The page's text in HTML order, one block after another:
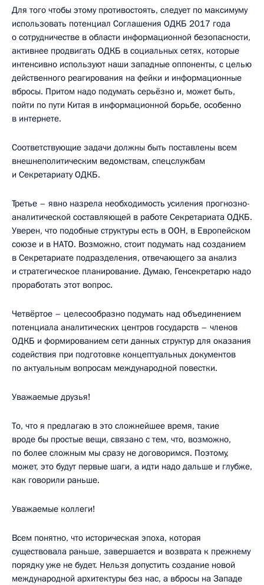
Для того чтобы этому противостоять, следует по максимуму
использовать потенциал Соглашения ОДКБ 2017 года
о сотрудничестве в области информационной безопасности,
активнее продвигать ОДКБ в социальных сетях, которые
интенсивно используют наши западные оппоненты, с целью
действенного реагирования на фейки и информационные
вбросы. Притом надо подумать серьёзно и, может быть,
пойти по пути Китая в информационной борьбе, особенно
в интернете.
Соответствующие задачи должны быть поставлены всем
внешнеполитическим ведомствам, спецслужбам
и Секретариату ОДКБ.
Третье – явно назрела необходимость усиления прогнозно-
аналитической составляющей в работе Секретариата ОДКБ.
Уверен, что подобные структуры есть в ООН, в Европейском
союзе и в НАТО. Возможно, стоит подумать над созданием
в Секретариате подразделения, отвечающего за анализ
и стратегическое планирование. Думаю, Генсекретарю надо
проработать этот вопрос.
Четвёртое – целесообразно подумать над объединением
потенциала аналитических центров государств – членов
ОДКБ и формированием сети данных структур для оказания
содействия при подготовке концептуальных документов
по актуальным вопросам международной повестки.
Уважаемые друзья!
То, что я предлагаю в это сложнейшее время, такие
вроде бы простые вещи, связано с тем, что, возможно,
по более сложным мы сразу не договоримся. Поэтому,
может, это будут первые шаги, а идти надо дальше и глубже,
как говорили раньше.
Уважаемые коллеги!
Всем понятно, что историческая эпоха, которая
существовала раньше, завершается и возврата к прежнему
порядку уже не будет. Нельзя допустить создание новой
международной архитектуры без нас, а вбросы на Западе